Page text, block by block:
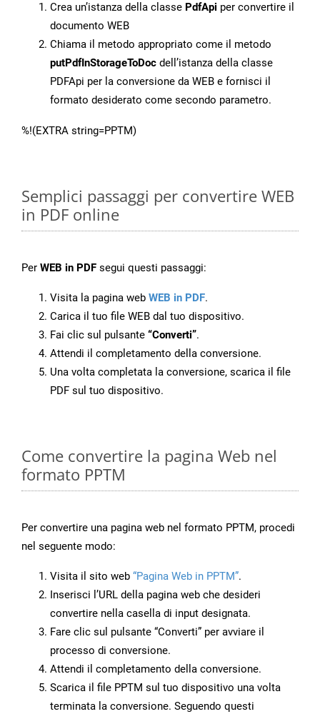
Crea un’istanza della classe PdfApi per convertire il
documento WEB
Chiama il metodo appropriato come il metodo
putPdfInStorageToDoc dell’istanza della classe
PDFApi per la conversione da WEB e fornisci il
formato desiderato come secondo parametro.
%!(EXTRA string=PPTM)
Semplici passaggi per convertire WEB
in PDF online
Per WEB in PDF segui questi passaggi:
Visita la pagina web WEB in PDF.
Carica il tuo file WEB dal tuo dispositivo.
Fai clic sul pulsante “Converti”.
Attendi il completamento della conversione.
Una volta completata la conversione, scarica il file
PDF sul tuo dispositivo.
Come convertire la pagina Web nel
formato PPTM
Per convertire una pagina web nel formato PPTM, procedi
nel seguente modo:
Visita il sito web “Pagina Web in PPTM”.
Inserisci l’URL della pagina web che desideri
convertire nella casella di input designata.
Fare clic sul pulsante “Converti” per avviare il
processo di conversione.
Attendi il completamento della conversione.
Scarica il file PPTM sul tuo dispositivo una volta
terminata la conversione. Seguendo questi